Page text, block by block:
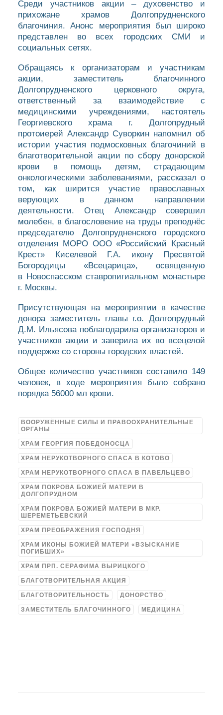
Среди участников акции – духовенство и
прихожане храмов Долгопрудненского
благочиния. Анонс мероприятия был широко
представлен во всех городских СМИ и
социальных сетях.
Обращаясь к организаторам и участникам
акции, заместитель благочинного
Долгопрудненского церковного округа,
ответственный за взаимодействие с
медицинскими учреждениями, настоятель
Георгиевского храма г. Долгопрудный
протоиерей Александр Суворкин напомнил об
истории участия подмосковных благочиний в
благотворительной акции по сбору донорской
крови в помощь детям, страдающим
онкологическими заболеваниями, рассказал о
том, как ширится участие православных
верующих в данном направлении
деятельности. Отец Александр совершил
молебен, в благословение на труды преподнёс
председателю Долгопрудненского городского
отделения МОРО ООО «Российский Красный
Крест» Киселевой Г.А. икону Пресвятой
Богородицы «Всецарица», освященную
в Новоспасском ставропигиальном монастыре
г. Москвы.
Присутствующая на мероприятии в качестве
донора заместитель главы г.о. Долгопрудный
Д.М. Ильясова поблагодарила организаторов и
участников акции и заверила их во всецелой
поддержке со стороны городских властей.
Общее количество участников составило 149
человек, в ходе мероприятия было собрано
порядка 56000 мл крови.
ВООРУЖЁННЫЕ СИЛЫ И ПРАВООХРАНИТЕЛЬНЫЕ
ОРГАНЫ
ХРАМ ГЕОРГИЯ ПОБЕДОНОСЦА
ХРАМ НЕРУКОТВОРНОГО СПАСА В КОТОВО
ХРАМ НЕРУКОТВОРНОГО СПАСА В ПАВЕЛЬЦЕВО
ХРАМ ПОКРОВА БОЖИЕЙ МАТЕРИ В
ДОЛГОПРУДНОМ
ХРАМ ПОКРОВА БОЖИЕЙ МАТЕРИ В МКР.
ШЕРЕМЕТЬЕВСКИЙ
ХРАМ ПРЕОБРАЖЕНИЯ ГОСПОДНЯ
ХРАМ ИКОНЫ БОЖИЕЙ МАТЕРИ «ВЗЫСКАНИЕ
ПОГИБШИХ»
ХРАМ ПРП. СЕРАФИМА ВЫРИЦКОГО
БЛАГОТВОРИТЕЛЬНАЯ АКЦИЯ
БЛАГОТВОРИТЕЛЬНОСТЬ ДОНОРСТВО
ЗАМЕСТИТЕЛЬ БЛАГОЧИННОГО МЕДИЦИНА